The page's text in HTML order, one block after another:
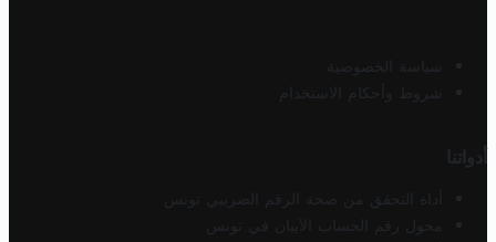
سياسة الخصوصية
شروط وأحكام الاستخدام
أدواتنا
أداة التحقق من صحة الرقم الضريبي تونس
محول رقم الحساب الآيبان في تونس